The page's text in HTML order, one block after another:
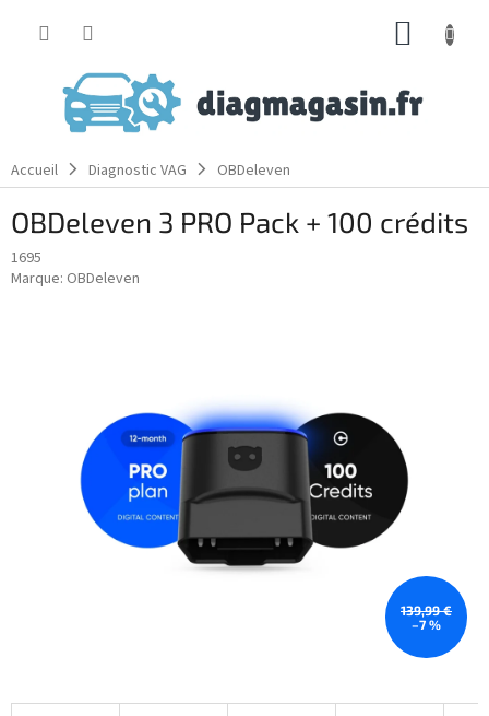
PANIER
Accueil Diagnostic VAG OBDeleven
OBDeleven 3 PRO Pack + 100 crédits
1695
Marque: OBDeleven
139,99 €
–7 %